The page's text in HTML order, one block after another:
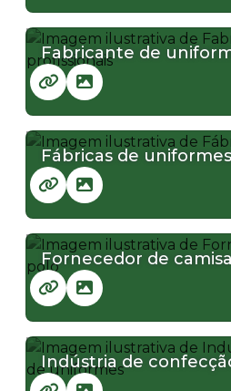
Fabricante de
Fábricas de uniformes
Fornecedor de
Indústria de